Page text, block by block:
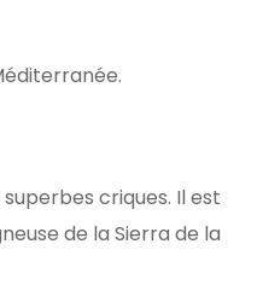
criques. Il est
de la Sierra de la